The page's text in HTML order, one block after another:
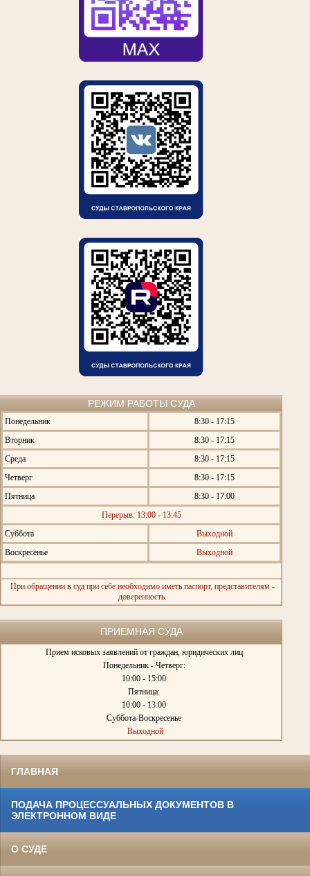
РЕЖИМ РАБОТЫ СУДА
Понедельник
8:30 - 17:15
Вторник
8:30 - 17:15
Среда
8:30 - 17:15
Четверг
8:30 - 17:15
Пятница
8:30 - 17:00
Перерыв: 13:00 - 13:45
Суббота
Выходной
Воскресенье
Выходной
При обращении в суд при себе необходимо иметь паспорт, представителям -
доверенность.
ПРИЕМНАЯ СУДА
Прием исковых заявлений от граждан, юридических лиц
Понедельник - Четверг:
10:00 - 15:00
Пятница:
10:00 - 13:00
Суббота-Воскресенье
Выходной
ГЛАВНАЯ
ПОДАЧА ПРОЦЕССУАЛЬНЫХ ДОКУМЕНТОВ В
ЭЛЕКТРОННОМ ВИДЕ
О СУДЕ